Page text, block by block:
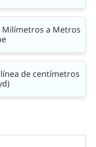
a Metros
de centímetros